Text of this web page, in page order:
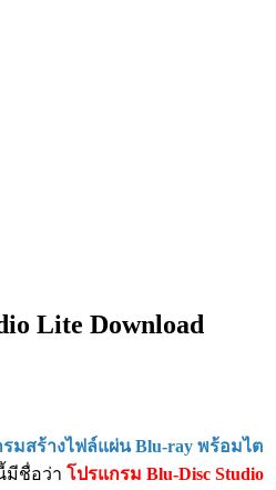
Lite Download
รมสร้างไฟล์แผ่น Blu-ray พร้อมไต
มีชื่อว่า โปรแกรม Blu-Disc Studio